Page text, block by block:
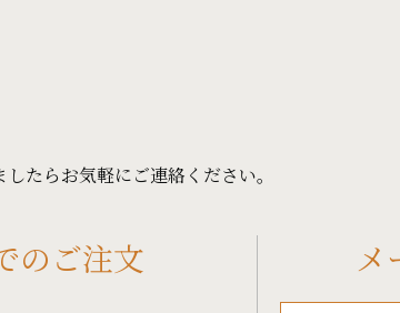
たらお気軽にご連絡ください。
のご注文 メ